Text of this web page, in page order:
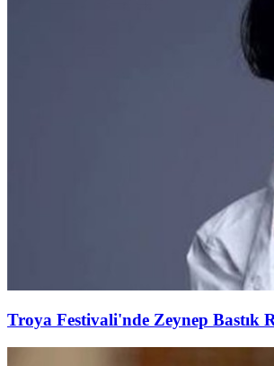
Troya Festivali'nde Zeynep Bastık